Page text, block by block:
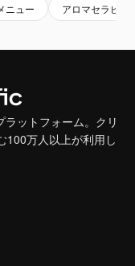
ニュー アロマセラピー
ットフォーム。クリ
100万人以上が利用し